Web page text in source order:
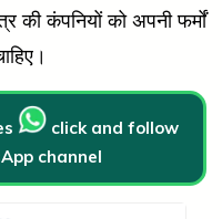
की कंपनियों को अपनी फर्मों
click and follow
channel